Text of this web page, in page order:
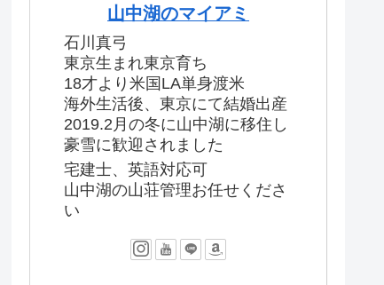
山中湖のマイアミ
石川真弓
東京生まれ東京育ち
18才より米国LA単身渡米
海外生活後、東京にて結婚出産
2019.2月の冬に山中湖に移住し
豪雪に歓迎されました
宅建士、英語対応可
山中湖の山荘管理お任せくださ
い